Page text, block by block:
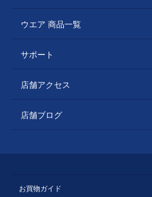
ウエア 商品一覧
サポート
店舗アクセス
店舗ブログ
お買物ガイド